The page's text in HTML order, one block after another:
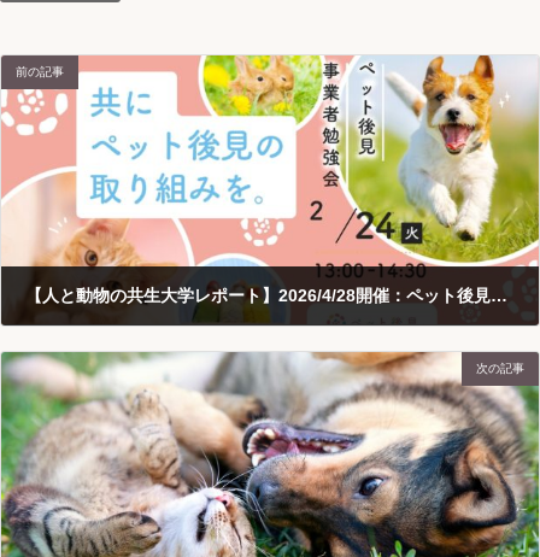
前の記事
【人と動物の共生大学レポート】2026/4/28開催：ペット後見事業者勉強会（個別相談におけるヒアリングの進め方）
次の記事